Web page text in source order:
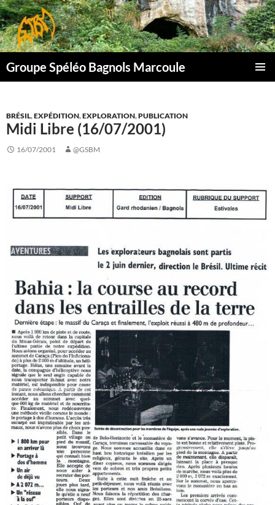
Aller
au
contenu
Groupe Spéléo Bagnols Marcoule
BRÉSIL,EXPÉDITION,EXPLORATION,PUBLICATION
Midi Libre (16/07/2001)
16/07/2001 @GSBM